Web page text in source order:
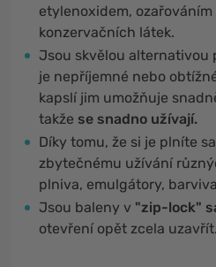
etylenoxidem,
konzervačních látek.
Jsou skvělou alternativou
je nepříjemné nebo
kapslí jim umožňuje
takže se snadno užívají.
Díky tomu, že si je plníte
zbytečnému užívání
plniva, emulgátory,
Jsou baleny v "zip-lock"
otevření opět zcela uzavřít.